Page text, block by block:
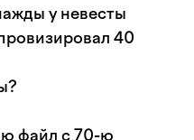
у невесты
40
файл с 70-ю